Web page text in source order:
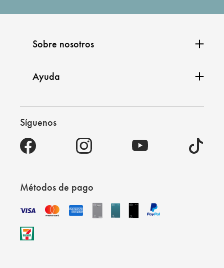
Sobre nosotros
Ayuda
Síguenos
Métodos de pago